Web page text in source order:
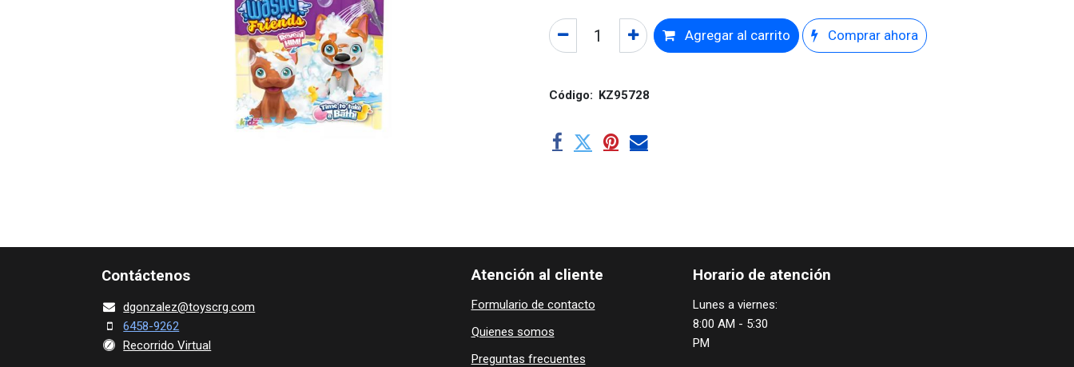
Agregar al carrito Comprar ahora
Código: KZ95728
Contácte​nos
dgonza​lez@toy​scrg.c​o​m
6458-9262
Recorrido Virtual
Horario de atención
Lunes a viernes:
8:00 AM - 5:30
PM
Atención al cliente
Formulario de contacto
Quienes ​som​​​os
Preguntas frecuentes